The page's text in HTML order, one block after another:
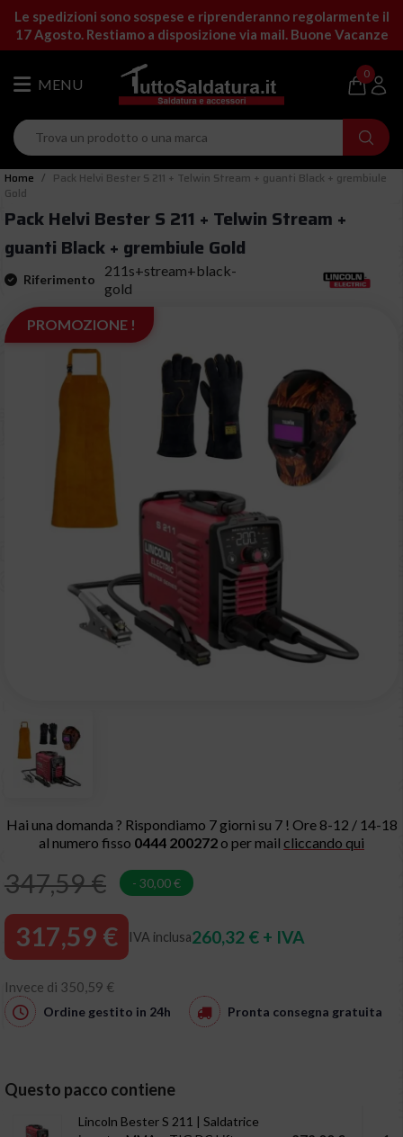
Le spedizioni sono sospese e riprenderanno regolarmente il
17 Agosto. Restiamo a disposizione via mail. Buone Vacanze
0
Home
Pack Helvi Bester S 211 + Telwin Stream + guanti Black + grembiule
Gold
Pack Helvi Bester S 211 + Telwin Stream +
guanti Black + grembiule Gold
Riferimento
211s+stream+black-
gold
PROMOZIONE !
Hai una domanda ? Rispondiamo 7 giorni su 7 ! Ore 8-12 / 14-18
al numero fisso 0444 200272 o per mail cliccando qui
347,59 € - 30,00 €
317,59 € IVA inclusa260,32 € + IVA
Invece di 350,59 €
Ordine gestito in 24h Pronta consegna gratuita
Questo pacco contiene
Lincoln Bester S 211 | Saldatrice